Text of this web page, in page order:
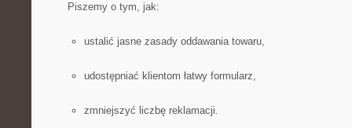
Piszemy o tym, jak:
ustalić jasne zasady oddawania towaru,
udostępniać klientom łatwy formularz,
zmniejszyć liczbę reklamacji.